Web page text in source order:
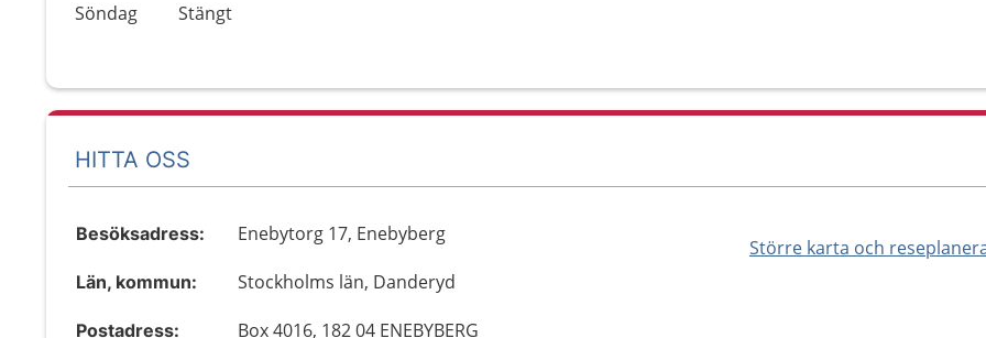
Söndag
Stängt
HITTA OSS
Större karta och
Besöksadress: Enebytorg 17, Enebyberg
Län, kommun: Stockholms län, Danderyd
Postadress: Box 4016, 182 04 ENEBYBERG